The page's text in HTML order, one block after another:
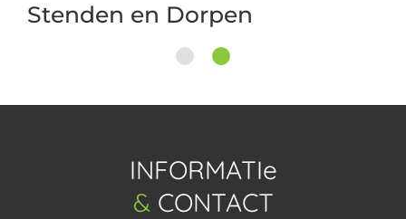
Stenden en Dorpen
INFORMATIe
& CONTACT